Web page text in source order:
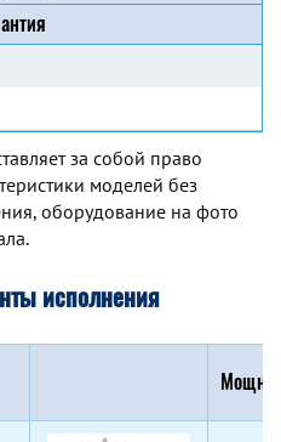
за собой право
моделей без
оборудование на фото
исполнения